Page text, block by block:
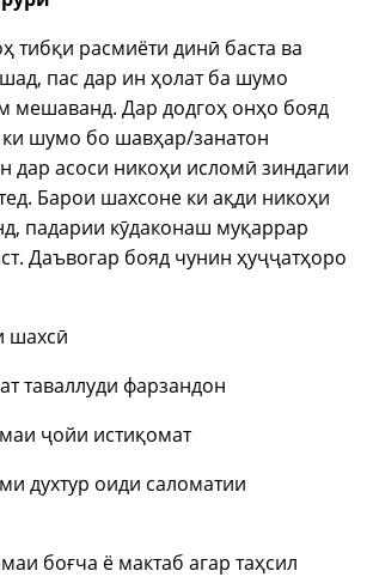
тибқи расмиёти динӣ баста ва
пас дар ин ҳолат ба шумо
мешаванд. Дар додгоҳ онҳо бояд
ки шумо бо шавҳар/занатон
дар асоси никоҳи исломӣ зиндагии
Барои шахсоне ки ақди никоҳи
падарии кӯдаконаш муқаррар
Даъвогар бояд чунин ҳуҷҷатҳоро
шахсӣ
таваллуди фарзандон
ҷойи истиқомат
духтур оиди саломатии
боғча ё мактаб агар таҳсил